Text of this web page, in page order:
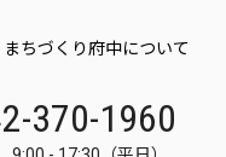
まちづくり府中について
370-1960